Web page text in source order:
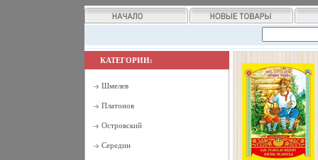
КАТЕГОРИИ:
Шмелев
Платонов
Островский
Середин